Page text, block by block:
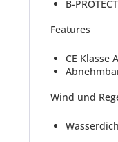
B-
Features
CE Klasse
Wind und